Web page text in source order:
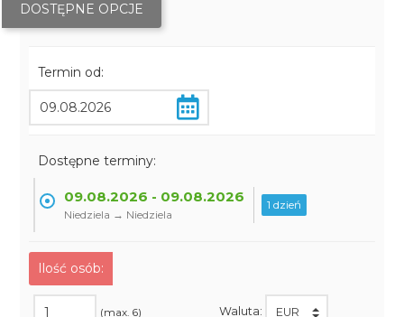
DOSTĘPNE OPCJE
Termin od:
Dostępne terminy:
09.08.2026 - 09.08.2026
Niedziela → Niedziela
1 dzień
Ilość osób:
(max. 6) Waluta: